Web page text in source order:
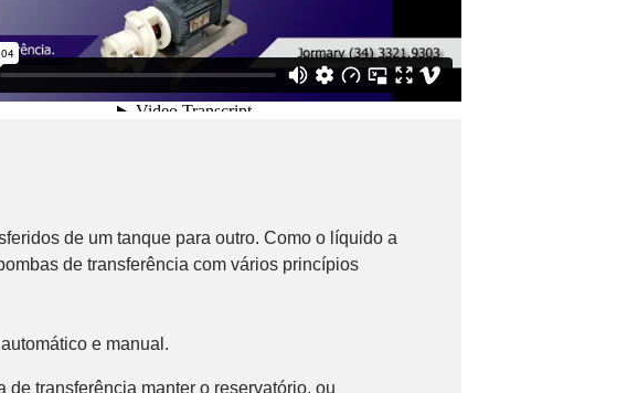
de um tanque para outro. Como o líquido a
de transferência com vários princípios
e manual.
transferência manter o reservatório, ou